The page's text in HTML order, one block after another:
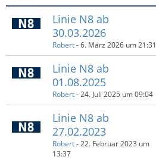
Linie N8 ab
30.03.2026
Robert-6. März 2026 um 21:31
Linie N8 ab
01.08.2025
Robert-24. Juli 2025 um 09:04
Linie N8 ab
27.02.2023
Robert-22. Februar 2023 um
13:37